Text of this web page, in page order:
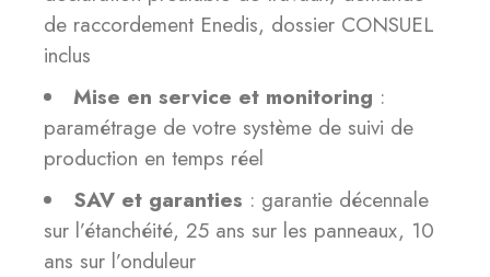
de raccordement Enedis, dossier CONSUEL
inclus
Mise en service et monitoring :
paramétrage de votre système de suivi de
production en temps réel
SAV et garanties : garantie décennale
sur l’étanchéité, 25 ans sur les panneaux, 10
ans sur l’onduleur